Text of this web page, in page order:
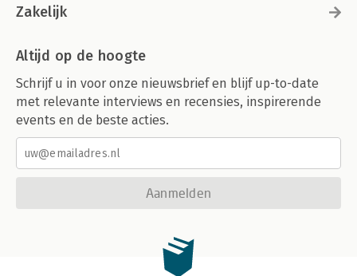
Zakelijk
Altijd op de hoogte
Schrijf u in voor onze nieuwsbrief en blijf up-to-date
met relevante interviews en recensies, inspirerende
events en de beste acties.
Aanmelden